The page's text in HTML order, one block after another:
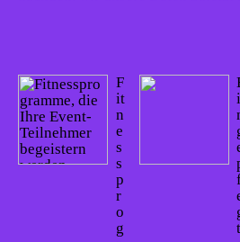
F
it
n
e
s
s
p
r
o
g
i